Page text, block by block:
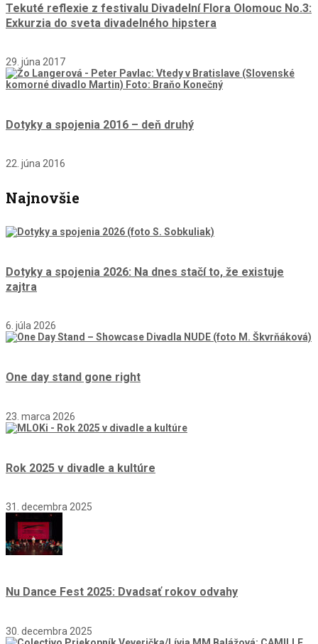
Tekuté reflexie z festivalu Divadelní Flora Olomouc No.3:
Exkurzia do sveta divadelného hipstera
29. júna 2017
Dotyky a spojenia 2016 – deň druhý
22. júna 2016
Najnovšie
Dotyky a spojenia 2026: Na dnes stačí to, že existuje
zajtra
6. júla 2026
One day stand gone right
23. marca 2026
Rok 2025 v divadle a kultúre
31. decembra 2025
Nu Dance Fest 2025: Dvadsať rokov odvahy
30. decembra 2025